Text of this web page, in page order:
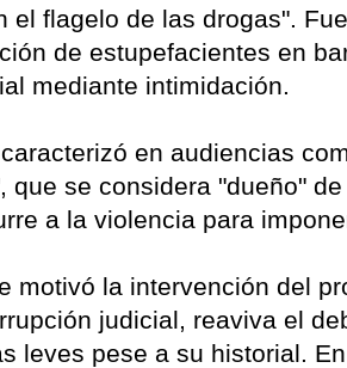
el flagelo de las drogas".
de estupefacientes en
mediante intimidación.
en audiencias
que se considera "dueño"
a la violencia para
motivó la intervención del
judicial, reaviva el
leves pese a su historial.